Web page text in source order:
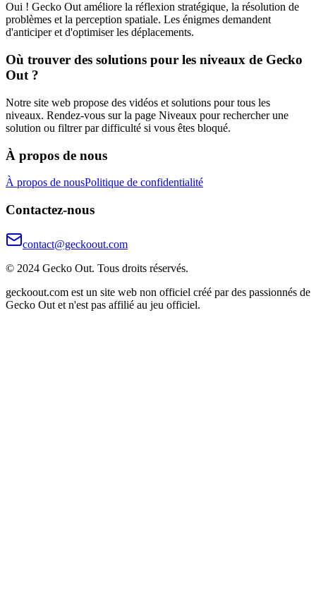
Oui ! Gecko Out améliore la réflexion stratégique, la résolution de
problèmes et la perception spatiale. Les énigmes demandent
d'anticiper et d'optimiser les déplacements.
Où trouver des solutions pour les niveaux de Gecko
Out ?
Notre site web propose des vidéos et solutions pour tous les
niveaux. Rendez-vous sur la page Niveaux pour rechercher une
solution ou filtrer par difficulté si vous êtes bloqué.
À propos de nous
À propos de nousPolitique de confidentialité
Contactez-nous
contact@geckoout.com
© 2024 Gecko Out. Tous droits réservés.
geckoout.com est un site web non officiel créé par des passionnés de
Gecko Out et n'est pas affilié au jeu officiel.